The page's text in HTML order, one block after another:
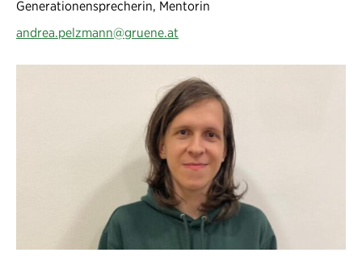
Generationensprecherin, Mentorin
andrea.pelzmann@gruene.at